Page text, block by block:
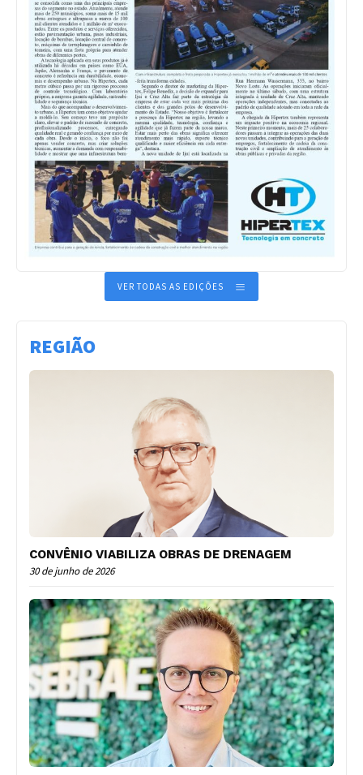
VER TODAS AS EDIÇÕES
REGIÃO
CONVÊNIO VIABILIZA OBRAS DE DRENAGEM
30 de junho de 2026